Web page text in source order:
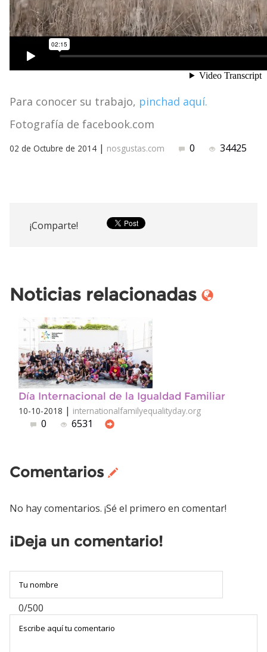
Para conocer su trabajo, pinchad aquí.
Fotografía de facebook.com
02 de Octubre de 2014 | nosgustas.com 0 34425
¡Comparte!
Noticias relacionadas
Día Internacional de la Igualdad Familiar
10-10-2018 | internationalfamilyequalityday.org
0 6531
Comentarios
No hay comentarios. ¡Sé el primero en comentar!
¡Deja un comentario!
0/500